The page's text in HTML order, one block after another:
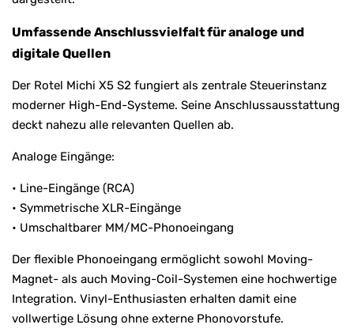
Umfassende Anschlussvielfalt für analoge und
digitale Quellen
Der Rotel Michi X5 S2 fungiert als zentrale Steuerinstanz
moderner High-End-Systeme. Seine Anschlussausstattung
deckt nahezu alle relevanten Quellen ab.
Analoge Eingänge:
• Line-Eingänge (RCA)
• Symmetrische XLR-Eingänge
• Umschaltbarer MM/MC-Phonoeingang
Der flexible Phonoeingang ermöglicht sowohl Moving-
Magnet- als auch Moving-Coil-Systemen eine hochwertige
Integration. Vinyl-Enthusiasten erhalten damit eine
vollwertige Lösung ohne externe Phonovorstufe.